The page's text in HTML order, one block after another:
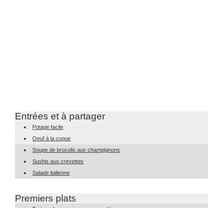
Entrées et à partager
Potage facile
Oeuf à la coque
Soupe de brocolis aux champignons
Sushis aux crevettes
Salade italienne
Premiers plats